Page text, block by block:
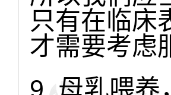
只有在临床
才需要考虑
9. 母乳喂养